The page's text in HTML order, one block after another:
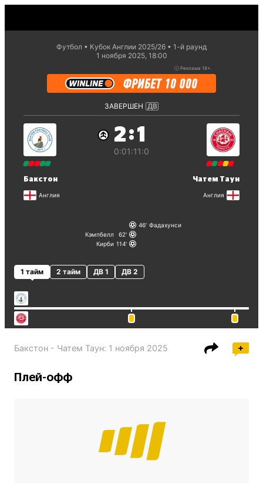
Футбол Кубок Англии 2025/26
1-й раунд
1 ноября 2025, 18:00
ⓘ Реклама 18+.
ЗАВЕРШЕН ДВ
Бакстон
Англия
2:1
0:01:11:0
Чатем Таун
Англия
46 Фадахунси
Кэмпбелл
62
Кирби 114
1 тайм 2 тайм ДВ 1 ДВ 2
Бакстон - Чатем Таун: 1 ноября 2025
Плей-офф